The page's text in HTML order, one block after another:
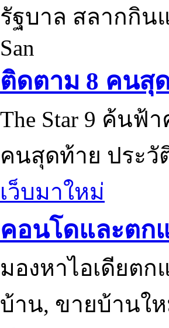
รัฐบาล สลากกิน
San
ติดตาม 8 คนสุด
The Star 9 ค้นฟ้
คนสุดท้าย ประวั
เว็บมาใหม่
คอนโดและตก
มองหาไอเดียต
บ้าน, ขายบ้านใ